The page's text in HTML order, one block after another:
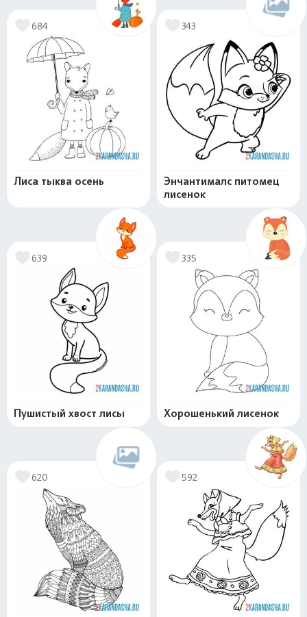
684
Лиса тыква осень
343
Энчантималс питомец
лисенок
639
Пушистый хвост лисы
335
Хорошенький лисенок
620 592